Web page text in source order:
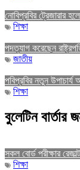
নোবিপ্রবির ট্রেজারার
শিক্ষা
পদত্যাগ করেছেন
জাতীয়
পবিপ্রবির নতুন
শিক্ষা
বুলেটিন বার্তার
সকল বোর্ড পরীক্ষার
শিক্ষা